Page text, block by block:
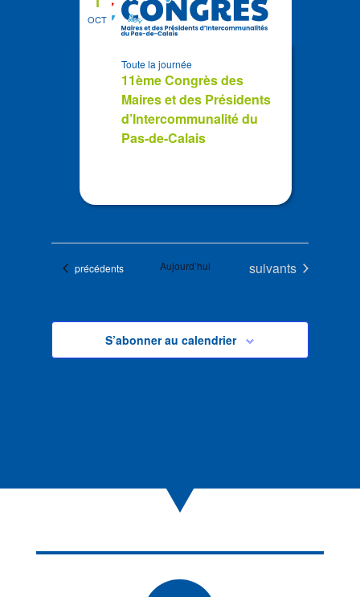
OCT
11ème Congrès des
Maires et des Présidents
d’Intercommunalité du
Pas-de-Calais
Toute la journée
Évènements
précédents Aujourd’hui Évènements
suivants
S’abonner au calendrier